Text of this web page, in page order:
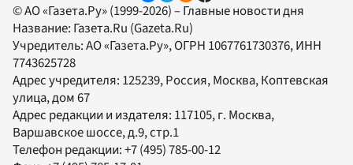
© АО «Газета.Ру» (1999-2026) – Главные новости дня
Название: Газета.Ru (Gazeta.Ru)
Учредитель:АО «Газета.Ру», ОГРН 1067761730376, ИНН
7743625728
Адрес учредителя: 125239, Россия, Москва, Коптевская
улица, дом 67
Адрес редакции и издателя: 117105, г. Москва,
Варшавское шоссе, д.9, стр.1
Телефон редакции:+7 (495) 785-00-12